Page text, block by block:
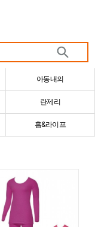
아동내의
란제리
홈&라이프